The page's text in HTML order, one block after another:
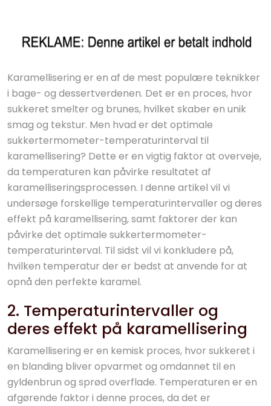
Karamellisering er en af de mest populære teknikker
i bage- og dessertverdenen. Det er en proces, hvor
sukkeret smelter og brunes, hvilket skaber en unik
smag og tekstur. Men hvad er det optimale
sukkertermometer-temperaturinterval til
karamellisering? Dette er en vigtig faktor at overveje,
da temperaturen kan påvirke resultatet af
karamelliseringsprocessen. I denne artikel vil vi
undersøge forskellige temperaturintervaller og deres
effekt på karamellisering, samt faktorer der kan
påvirke det optimale sukkertermometer-
temperaturinterval. Til sidst vil vi konkludere på,
hvilken temperatur der er bedst at anvende for at
opnå den perfekte karamel.
2. Temperaturintervaller og
deres effekt på karamellisering
Karamellisering er en kemisk proces, hvor sukkeret i
en blanding bliver opvarmet og omdannet til en
gyldenbrun og sprød overflade. Temperaturen er en
afgørende faktor i denne proces, da det er